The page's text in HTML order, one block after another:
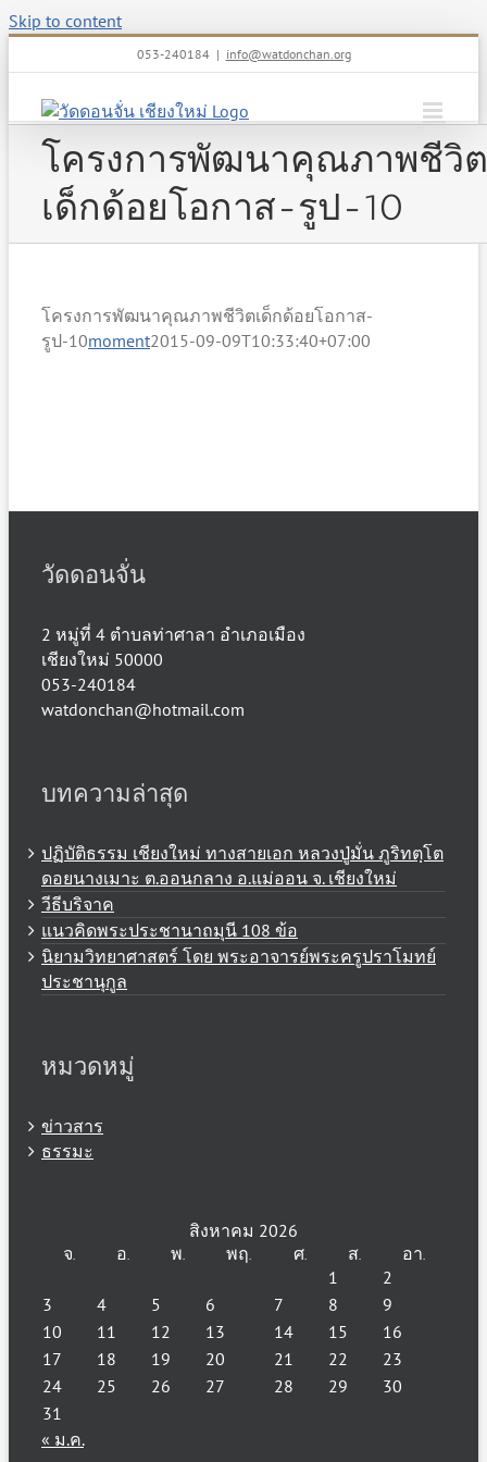
Skip to content
053-240184 | info@watdonchan.org
โครงการพัฒนาคุณภาพชีวิต
เด็กด้อยโอกาส-รูป-10
โครงการพัฒนาคุณภาพชีวิตเด็กด้อยโอกาส-
รูป-10moment2015-09-09T10:33:40+07:00
วัดดอนจั่น
2 หมู่ที่ 4 ตำบลท่าศาลา อำเภอเมือง
เชียงใหม่ 50000
053-240184
watdonchan@hotmail.com
บทความล่าสุด
ปฏิบัติธรรม เชียงใหม่ ทางสายเอก หลวงปู่มั่น ภูริทตฺโต
ดอยนางเมาะ ต.ออนกลาง อ.แม่ออน จ. เชียงใหม่
วีธีบริจาค
แนวคิดพระประชานาถมุนี 108 ข้อ
นิยามวิทยาศาสตร์ โดย พระอาจารย์พระครูปราโมทย์
ประชานุกูล
หมวดหมู่
ข่าวสาร
ธรรมะ
สิงหาคม 2026
จ. อ. พ. พฤ. ศ. ส. อา.
1
2
3
4 5 6 7 8
9
10
11 12 13 14 15
16
17
18 19 20 21 22
23
24
25 26 27 28 29
30
31
« ม.ค.